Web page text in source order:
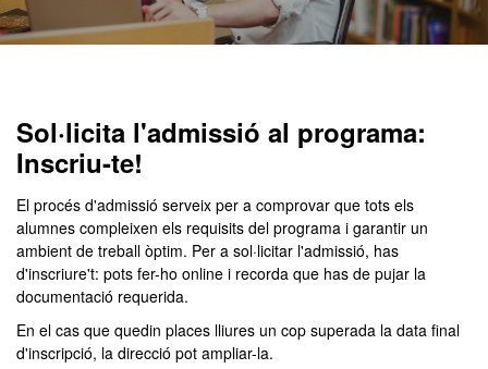
Sol·licita l'admissió al programa:
Inscriu-te!
El procés d'admissió serveix per a comprovar que tots els
alumnes compleixen els requisits del programa i garantir un
ambient de treball òptim. Per a sol·licitar l'admissió, has
d'inscriure't: pots fer-ho online i recorda que has de pujar la
documentació requerida.
En el cas que quedin places lliures un cop superada la data final
d'inscripció, la direcció pot ampliar-la.